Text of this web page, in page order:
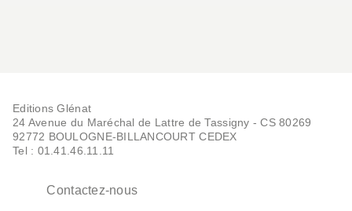
Editions Glénat
24 Avenue du Maréchal de Lattre de Tassigny - CS 80269
92772 BOULOGNE-BILLANCOURT CEDEX
Tel : 01.41.46.11.11
Contactez-nous